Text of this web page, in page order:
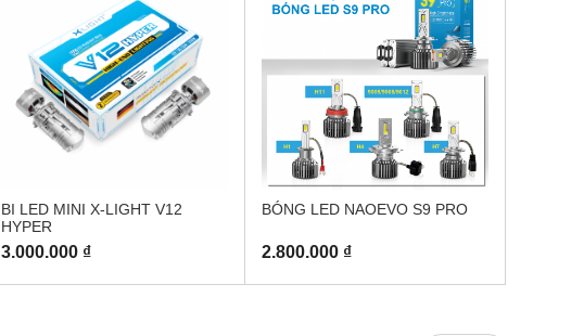
BI LED MINI X-LIGHT V12
HYPER
3.000.000 ₫
BÓNG LED NAOEVO S9 PRO
2.800.000 ₫